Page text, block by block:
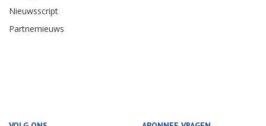
Nieuwsscript
Partnernieuws